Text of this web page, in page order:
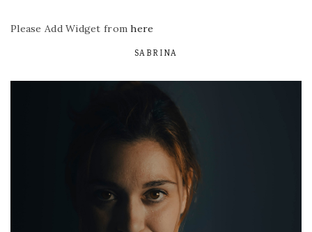
Please Add Widget fromhere
SABRINA